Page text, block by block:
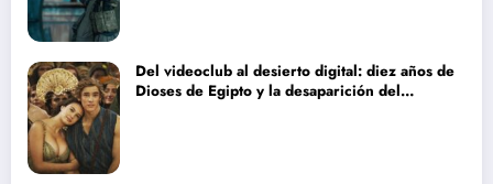
Del videoclub al desierto digital: diez años de
Dioses de Egipto y la desaparición del